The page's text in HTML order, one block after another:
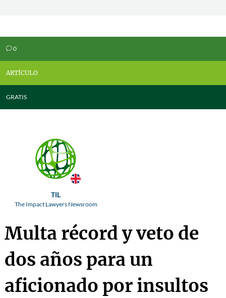
v0
ARTÍCULO
GRATIS
TIL
The Impact Lawyers Newsroom
Multa récord y veto de
dos años para un
aficionado por insultos